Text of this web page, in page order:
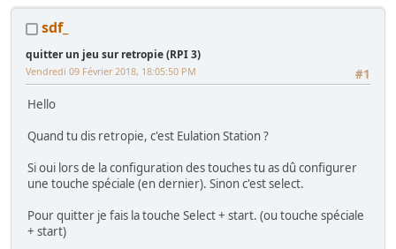
sdf_
quitter un jeu sur retropie (RPI 3)
#1
Vendredi 09 Février 2018, 18:05:50 PM
Hello
Quand tu dis retropie, c'est Eulation Station ?
Si oui lors de la configuration des touches tu as dû configurer
une touche spéciale (en dernier). Sinon c'est select.
Pour quitter je fais la touche Select + start. (ou touche spéciale
+ start)